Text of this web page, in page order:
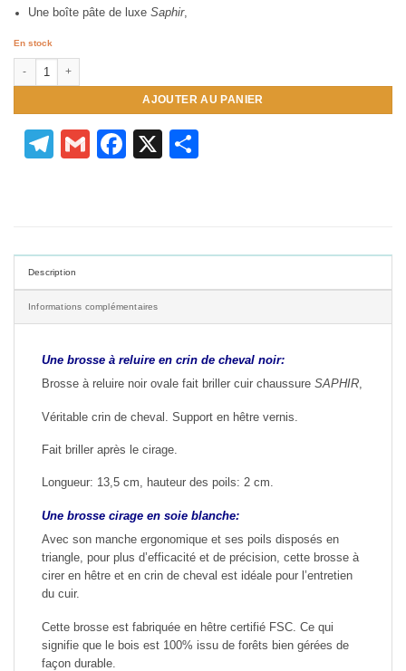
Une boîte pâte de luxeSaphir,
En stock
quantité de Coffret cadeau "Coup de Pompe"
AJOUTER AU PANIER
Telegram
GmailFacebook
X
Description
Informations complémentaires
Une brosse à reluire en crin de cheval noir:
Brosse à reluire noir ovale fait briller cuir chaussure SAPHIR,
Véritable crin de cheval. Support en hêtre vernis.
Fait briller après le cirage.
Longueur: 13,5 cm, hauteur des poils: 2 cm.
Une brosse cirage en soie blanche:
Avec son manche ergonomique et ses poils disposés en
triangle, pour plus d’efficacité et de précision, cette brosse à
cirer en hêtre et en crin de cheval est idéale pour l’entretien
du cuir.
Cette brosse est fabriquée en hêtre certifié FSC. Ce qui
signifie que le bois est 100% issu de forêts bien gérées de
façon durable.